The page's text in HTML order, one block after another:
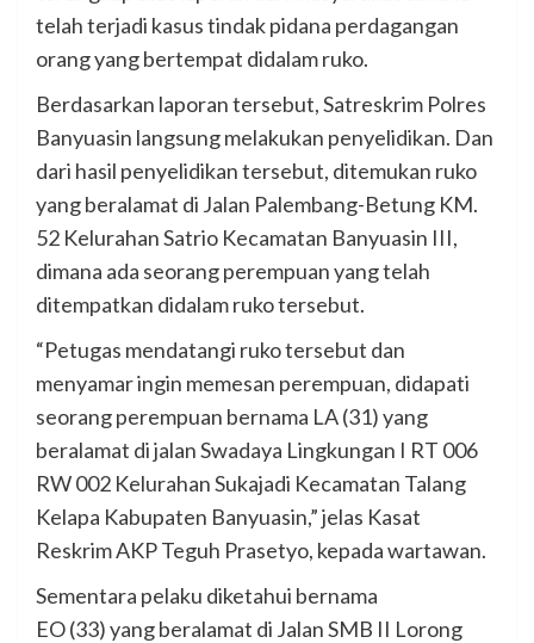
telah terjadi kasus tindak pidana perdagangan
orang yang bertempat didalam ruko.
Berdasarkan laporan tersebut, Satreskrim Polres
Banyuasin langsung melakukan penyelidikan. Dan
dari hasil penyelidikan tersebut, ditemukan ruko
yang beralamat di Jalan Palembang-Betung KM.
52 Kelurahan Satrio Kecamatan Banyuasin III,
dimana ada seorang perempuan yang telah
ditempatkan didalam ruko tersebut.
“Petugas mendatangi ruko tersebut dan
menyamar ingin memesan perempuan, didapati
seorang perempuan bernama LA (31) yang
beralamat di jalan Swadaya Lingkungan I RT 006
RW 002 Kelurahan Sukajadi Kecamatan Talang
Kelapa Kabupaten Banyuasin,” jelas Kasat
Reskrim AKP Teguh Prasetyo, kepada wartawan.
Sementara pelaku diketahui bernama
EO (33) yang beralamat di Jalan SMB II Lorong